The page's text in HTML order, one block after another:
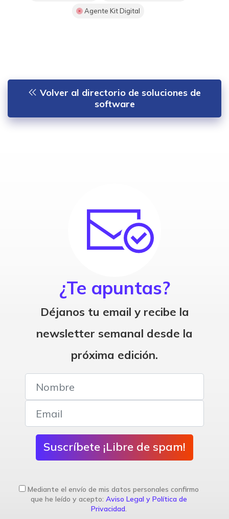
Agente Kit Digital
Volver al directorio de soluciones de
software
¿Te apuntas?
Déjanos tu email y recibe la
newsletter semanal desde la
próxima edición.
Suscríbete ¡Libre de spam!
Mediante el envío de mis datos personales confirmo
que he leído y acepto: Aviso Legal y Política de
Privacidad.